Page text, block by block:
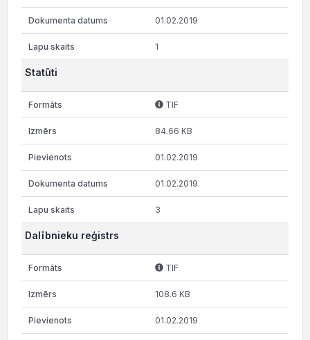
01.02.2019
1
Statūti
TIF
84.66 KB
01.02.2019
01.02.2019
3
Dalībnieku reģistrs
TIF
108.6 KB
01.02.2019